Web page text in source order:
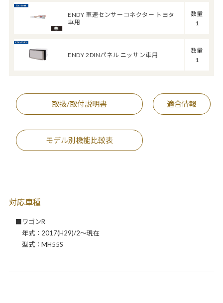
ENDY 車速センサーコネクター トヨタ
車用
数量
1
ENDY 2DINパネル ニッサン車用
数量
1
取扱/取付説明書 適合情報
モデル別機能比較表
対応車種
■ワゴンR
年式：2017(H29)/2～現在
型式：MH55S